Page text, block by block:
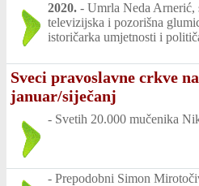
2020. - Umrla Neda Arnerić,
televizijska i pozorišna
istoričarka umjetnosti i
Sveci pravoslavne crkve
januar/siječanj
- Svetih 20.000 mučenika
- Prepodobni Simon